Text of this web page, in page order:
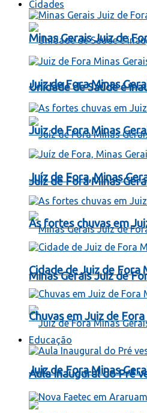
Cidades
Unidade de Saúde é
Juíz de Fora Minas
Minas Gerais Juiz de
Juiz de Fora Minas
Minas Gerais Juiz de
Juiz de Fora Minas
Juiz de Fora Minas
Juíz de Fora, Minas
As fortes chuvas em
Cidade de Juiz de Fora
Chuvas em Juiz de
Educação
Aula Inaugural do Pré